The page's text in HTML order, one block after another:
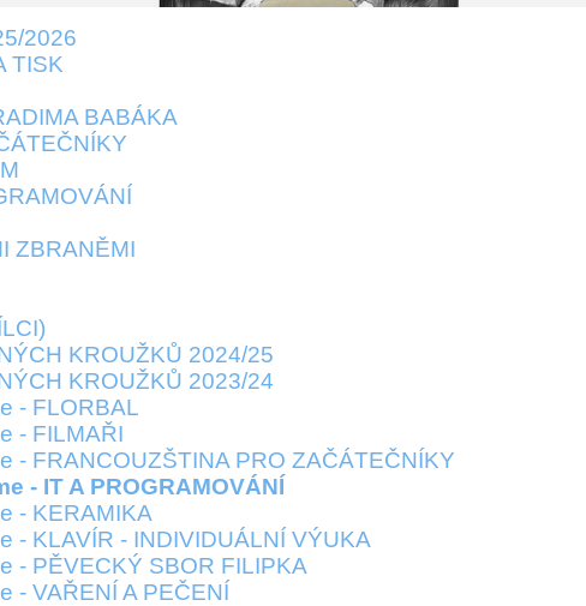
2026
TISK
BABÁKA
ZBRANĚMI
KROUŽKŮ 2024/25
KROUŽKŮ 2023/24
- FLORBAL
- FILMAŘI
- FRANCOUZŠTINA PRO ZAČÁTEČNÍKY
- IT A PROGRAMOVÁNÍ
- KERAMIKA
- KLAVÍR - INDIVIDUÁLNÍ VÝUKA
- PĚVECKÝ SBOR FILIPKA
- VAŘENÍ A PEČENÍ